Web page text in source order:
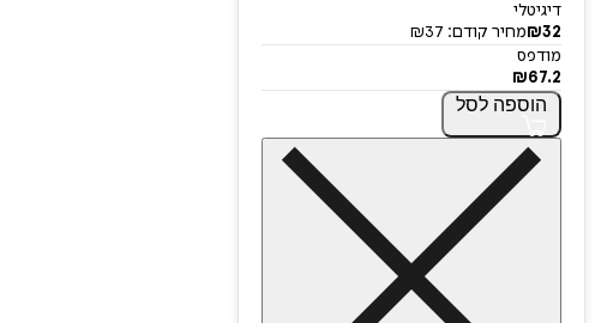
דיגיטלי
₪32 מחיר קודם: ₪37
מודפס
₪67.2
הוספה לסל